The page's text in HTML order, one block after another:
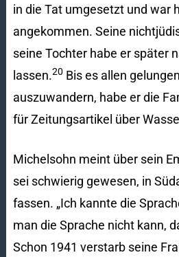
in die Tat umgesetzt und war
angekommen. Seine
seine Tochter habe er später
lassen.20 Bis es allen
auszuwandern, habe er die
für Zeitungsartikel über
Michelsohn meint über sein
sei schwierig gewesen, in
fassen. „Ich kannte die
man die Sprache nicht kann,
Schon 1941 verstarb seine